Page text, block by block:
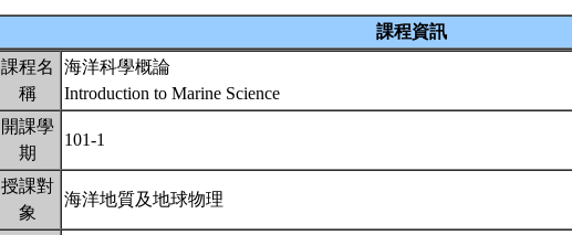
課程資訊
課程名
稱
海洋科學概論
Introduction to Marine Science
開課學
期
101-1
授課對
象
海洋地質及地球物理